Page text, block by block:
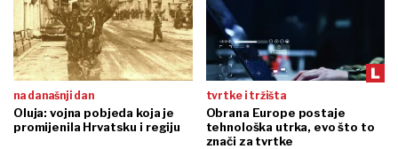
na današnji dan
Oluja: vojna pobjeda koja je
promijenila Hrvatsku i regiju
tvrtke i tržišta
Obrana Europe postaje
tehnološka utrka, evo što to
znači za tvrtke